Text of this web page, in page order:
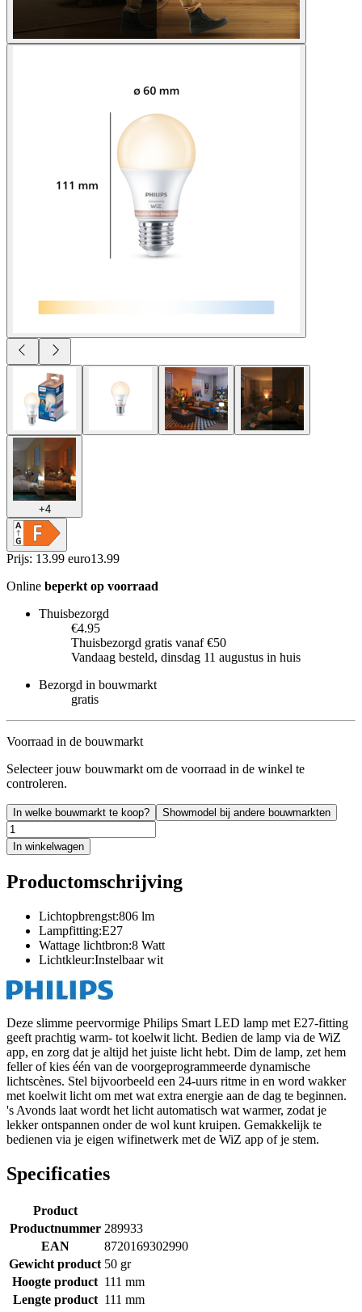
+4
Prijs: 13.99 euro13.99
Online beperkt op voorraad
Thuisbezorgd
€4.95
Thuisbezorgd gratis vanaf €50
Vandaag besteld, dinsdag 11 augustus in huis
Bezorgd in bouwmarkt
gratis
Voorraad in de bouwmarkt
Selecteer jouw bouwmarkt om de voorraad in de winkel te
controleren.
In welke bouwmarkt te koop? Showmodel bij andere bouwmarkten
In winkelwagen
Productomschrijving
Lichtopbrengst:806 lm
Lampfitting:E27
Wattage lichtbron:8 Watt
Lichtkleur:Instelbaar wit
Deze slimme peervormige Philips Smart LED lamp met E27-fitting
geeft prachtig warm- tot koelwit licht. Bedien de lamp via de WiZ
app, en zorg dat je altijd het juiste licht hebt. Dim de lamp, zet hem
feller of kies één van de voorgeprogrammeerde dynamische
lichtscènes. Stel bijvoorbeeld een 24-uurs ritme in en word wakker
met koelwit licht om met wat extra energie aan de dag te beginnen.
's Avonds laat wordt het licht automatisch wat warmer, zodat je
lekker ontspannen onder de wol kunt kruipen. Gemakkelijk te
bedienen via je eigen wifinetwerk met de WiZ app of je stem.
Specificaties
Product
Productnummer 289933
EAN
8720169302990
Gewicht product 50 gr
Hoogte product 111 mm
Lengte product 111 mm